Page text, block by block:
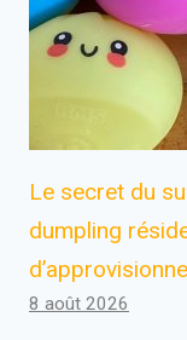
Le secret du
dumpling
8 août 2026